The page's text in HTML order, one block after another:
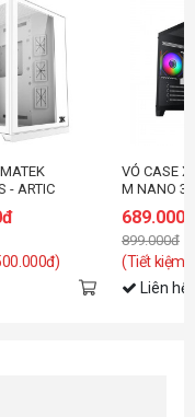
- ARTIC
VỎ CASE
M NANO
689.000đ
899.000đ
(Tiết kiệm:
Liên hệ